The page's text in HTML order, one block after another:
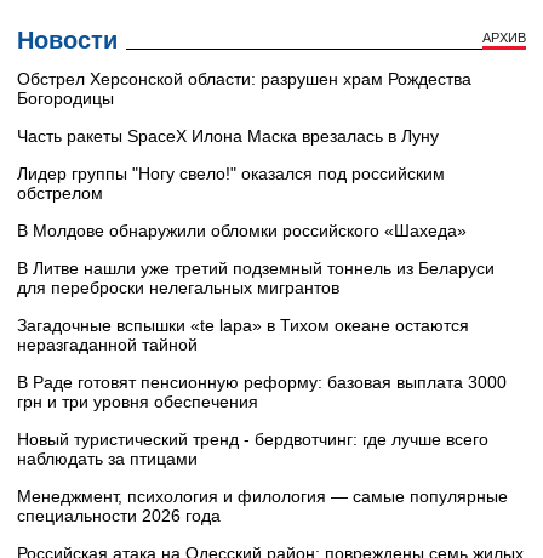
Новости АРХИВ
Обстрел Херсонской области: разрушен храм Рождества
Богородицы
Часть ракеты SpaceX Илона Маска врезалась в Луну
Лидер группы "Ногу свело!" оказался под российским
обстрелом
В Молдове обнаружили обломки российского «Шахеда»
В Литве нашли уже третий подземный тоннель из Беларуси
для переброски нелегальных мигрантов
Загадочные вспышки «te lapa» в Тихом океане остаются
неразгаданной тайной
В Раде готовят пенсионную реформу: базовая выплата 3000
грн и три уровня обеспечения
Новый туристический тренд - бердвотчинг: где лучше всего
наблюдать за птицами
Менеджмент, психология и филология — самые популярные
специальности 2026 года
Российская атака на Одесский район: повреждены семь жилых